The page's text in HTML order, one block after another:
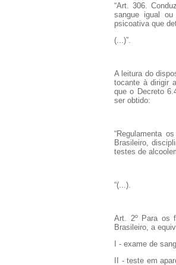
“Art. 306.
sangue igual
psicoativa que
(...)”.
A leitura do
tocante à dirigir
que o Decreto
ser obtido:
“Regulamenta
Brasileiro,
testes de
“(...).
Art. 2º Para os
Brasileiro, a
I - exame de
II - teste em